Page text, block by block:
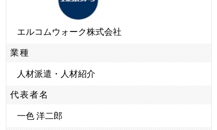
エルコムウォーク株式会社
業種
人材派遣・人材紹介
代表者名
一色 洋二郎